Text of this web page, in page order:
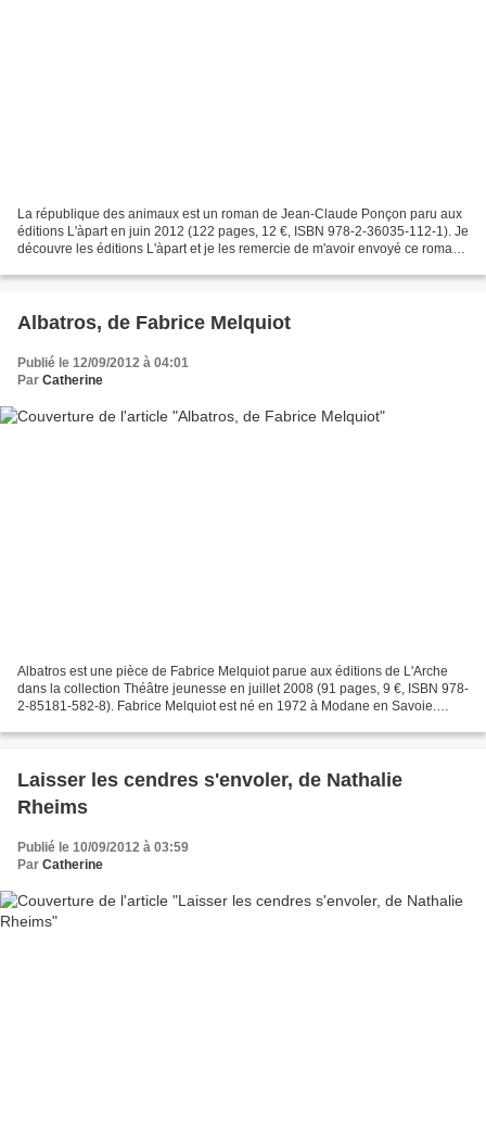
La république des animaux est un roman de Jean-Claude Ponçon paru aux
éditions L'àpart en juin 2012 (122 pages, 12 €, ISBN 978-2-36035-112-1). Je
découvre les éditions L'àpart et je les remercie de m'avoir envoyé ce roman.
Albatros, de Fabrice Melquiot
Publié le 12/09/2012 à 04:01
Par Catherine
Albatros est une pièce de Fabrice Melquiot parue aux éditions de L'Arche
dans la collection Théâtre jeunesse en juillet 2008 (91 pages, 9 €, ISBN 978-
2-85181-582-8). Fabrice Melquiot est né en 1972 à Modane en Savoie.
Laisser les cendres s'envoler, de Nathalie
Rheims
Publié le 10/09/2012 à 03:59
Par Catherine